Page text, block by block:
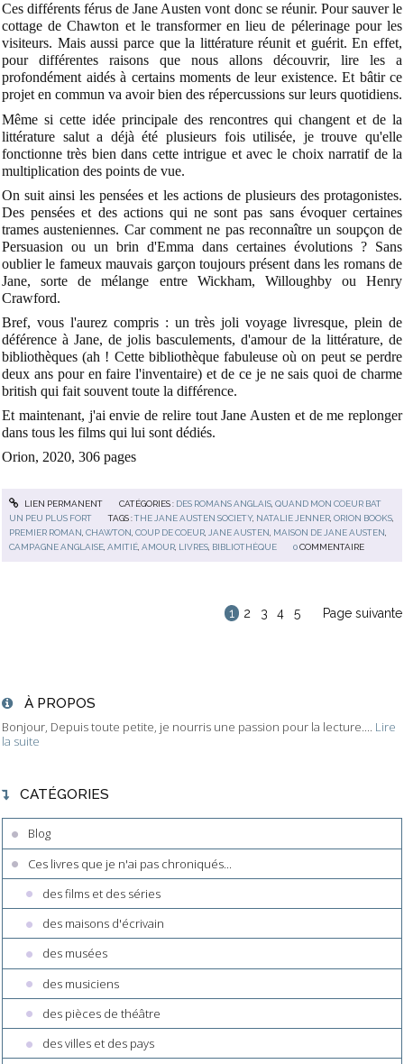
Ces différents férus de Jane Austen vont donc se réunir. Pour sauver le
cottage de Chawton et le transformer en lieu de pélerinage pour les
visiteurs. Mais aussi parce que la littérature réunit et guérit. En effet,
pour différentes raisons que nous allons découvrir, lire les a
profondément aidés à certains moments de leur existence. Et bâtir ce
projet en commun va avoir bien des répercussions sur leurs quotidiens.
Même si cette idée principale des rencontres qui changent et de la
littérature salut a déjà été plusieurs fois utilisée, je trouve qu'elle
fonctionne très bien dans cette intrigue et avec le choix narratif de la
multiplication des points de vue.
On suit ainsi les pensées et les actions de plusieurs des protagonistes.
Des pensées et des actions qui ne sont pas sans évoquer certaines
trames austeniennes. Car comment ne pas reconnaître un soupçon de
Persuasion ou un brin d'Emma dans certaines évolutions ? Sans
oublier le fameux mauvais garçon toujours présent dans les romans de
Jane, sorte de mélange entre Wickham, Willoughby ou Henry
Crawford.
Bref, vous l'aurez compris : un très joli voyage livresque, plein de
déférence à Jane, de jolis basculements, d'amour de la littérature, de
bibliothèques (ah ! Cette bibliothèque fabuleuse où on peut se perdre
deux ans pour en faire l'inventaire) et de ce je ne sais quoi de charme
british qui fait souvent toute la différence.
Et maintenant, j'ai envie de relire tout Jane Austen et de me replonger
dans tous les films qui lui sont dédiés.
Orion, 2020, 306 pages
LIEN PERMANENT CATÉGORIES : DES ROMANS ANGLAIS, QUAND MON COEUR BAT
UN PEU PLUS FORT
TAGS :THE JANE AUSTEN SOCIETY, NATALIE JENNER ,ORION BOOKS
PREMIER ROMAN ,CHAWTON ,COUP DE COEUR JANE AUSTEN MAISON DE JANE AUSTEN
CAMPAGNE ANGLAISE ,AMITIÉ ,AMOUR LIVRES BIBLIOTHÈQUE 0 COMMENTAIRE
1 2 3 4 5 Page suivante
À PROPOS
Bonjour, Depuis toute petite, je nourris une passion pour la lecture.... Lire
la suite
CATÉGORIES
Blog
Ces livres que je n'ai pas chroniqués...
des films et des séries
des maisons d'écrivain
des musées
des musiciens
des pièces de théâtre
des villes et des pays